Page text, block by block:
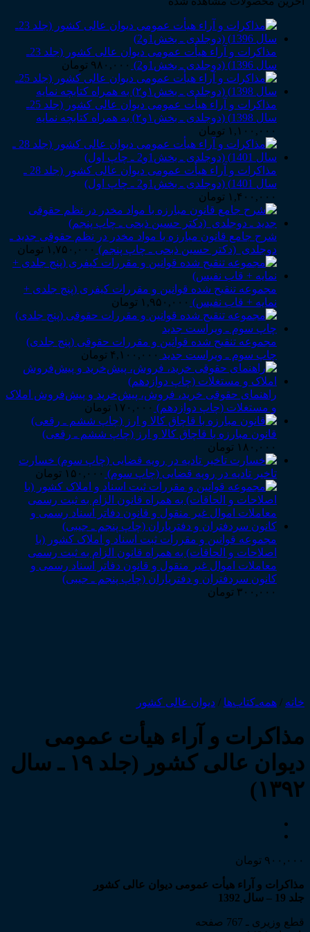
مذاکرات و آراء هیأت عمومی دیوان عالی کشور (جلد 23ـ
سال 1396) (دوجلدی ـ بخش1و2)
۹۸۰,۰۰۰ تومان
مذاکرات و آراء هیأت عمومی دیوان عالی کشور (جلد 25ـ
سال 1398) (دوجلدی ـ بخش۱و۲) به همراه کتابچه نمایه
۱,۱۰۰,۰۰۰ تومان
مذاکرات و آراء هیأت عمومی دیوان عالی کشور (جلد 28 ـ
سال 1401) (دوجلدی ـ بخش1و2 ـ چاپ اول)
۱,۴۰۰,۰۰۰ تومان
شرح جامع قانون مبارزه با مواد مخدر در نظم حقوقی جدید ـ
دوجلدی (دکتر حسین ذبحی ـ چاپ پنجم) ۱,۷۵۰,۰۰۰ تومان
مجموعه تنقیح شده قوانین و مقررات کیفری (پنج جلدی +
نمایه + قاب نفیس) ۱,۹۵۰,۰۰۰ تومان
مجموعه تنقیح شده قوانین و مقررات حقوقی (پنج جلدی)
چاپ سوم ـ ویراست جدید ۴,۱۰۰,۰۰۰ تومان
راهنمای حقوقی خرید، فروش، پیش‌خرید و پیش‌فروش املاک
و مستغلات (چاپ دوازدهم) ۱۷۰,۰۰۰ تومان
قانون مبارزه با قاچاق کالا و ارز (چاپ ششم ـ رقعی)
۱۸۰,۰۰۰ تومان
خسارت
تاخیر تادیه در رویه قضایی (چاپ سوم) ۱۵۰,۰۰۰ تومان
مجموعه قوانین و مقررات ثبت اسناد و املاک کشور (با
اصلاحات و الحاقات) به همراه قانون الزام به ثبت رسمی
معاملات اموال غیر منقول و قانون دفاتر اسناد رسمی و
کانون سردفتران و دفتریاران (چاپ پنجم ـ جیبی)
۳۰۰,۰۰۰ تومان
خانه / همه‌ـ‌کتاب‌ها / دیوان عالی کشور
مذاکرات و آراء هیأت عمومی
دیوان عالی کشور (جلد ۱۹ ـ سال
۱۳۹۲)
۹۰۰,۰۰۰ تومان
مذاکرات و آراء هیأت عمومی دیوان عالی کشور
جلد 19 – سال 1392
قطع وزیری ـ 767 صفحه